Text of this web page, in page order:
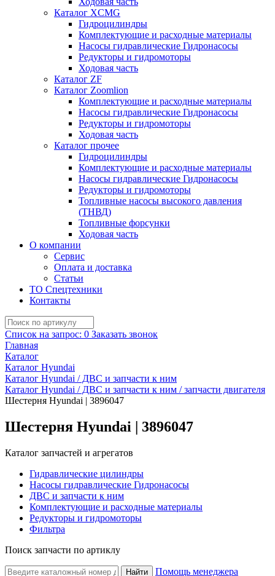
Каталог XCMG
Гидроцилиндры
Комплектующие и расходные материалы
Насосы гидравлические Гидронасосы
Редукторы и гидромоторы
Ходовая часть
Каталог ZF
Каталог Zoomlion
Комплектующие и расходные материалы
Насосы гидравлические Гидронасосы
Редукторы и гидромоторы
Ходовая часть
Каталог прочее
Гидроцилиндры
Комплектующие и расходные материалы
Насосы гидравлические Гидронасосы
Редукторы и гидромоторы
Топливные насосы высокого давления
(ТНВД)
Топливные форсунки
Ходовая часть
О компании
Сервис
Оплата и доставка
Статьи
ТО Спецтехники
Контакты
Список на запрос: 0 Заказать звонок
Главная
Каталог
Каталог Hyundai
Каталог Hyundai / ДВС и запчасти к ним
Каталог Hyundai / ДВС и запчасти к ним / запчасти двигателя
Шестерня Hyundai | 3896047
Шестерня Hyundai | 3896047
Каталог запчастей и агрегатов
Гидравлические цилиндры
Насосы гидравлические Гидронасосы
ДВС и запчасти к ним
Комплектующие и расходные материалы
Редукторы и гидромоторы
Фильтра
Поиск запчасти по артиклу
Найти
Помощь менеджера